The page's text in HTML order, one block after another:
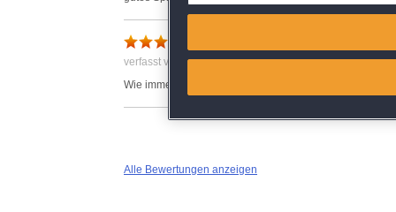
verfasst von Anonym am 28.06.2024 um 13:28
Wie immer eure Spiele sind super '
Alle Bewertungen anzeigen